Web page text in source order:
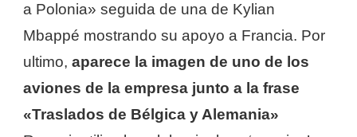
a Polonia» seguida de una de Kylian
Mbappé mostrando su apoyo a Francia. Por
ultimo, aparece la imagen de uno de los
aviones de la empresa junto a la frase
«Traslados de Bélgica y Alemania»